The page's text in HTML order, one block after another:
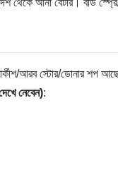
থেকে আনা বেটার। বডি
আরব স্টোর/ডোনার শপ
নেবেন):